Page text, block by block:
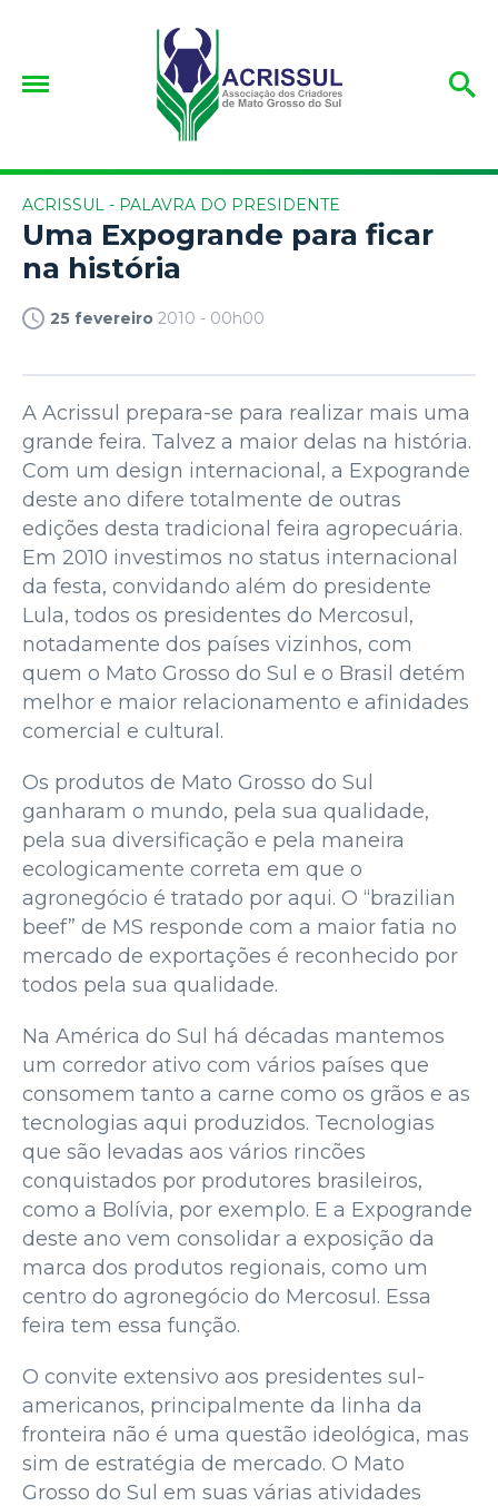
ACRISSUL - PALAVRA DO PRESIDENTE
Uma Expogrande para ficar
na história
25 fevereiro 2010 - 00h00
A Acrissul prepara-se para realizar mais uma
grande feira. Talvez a maior delas na história.
Com um design internacional, a Expogrande
deste ano difere totalmente de outras
edições desta tradicional feira agropecuária.
Em 2010 investimos no status internacional
da festa, convidando além do presidente
Lula, todos os presidentes do Mercosul,
notadamente dos países vizinhos, com
quem o Mato Grosso do Sul e o Brasil detém
melhor e maior relacionamento e afinidades
comercial e cultural.
Os produtos de Mato Grosso do Sul
ganharam o mundo, pela sua qualidade,
pela sua diversificação e pela maneira
ecologicamente correta em que o
agronegócio é tratado por aqui. O “brazilian
beef” de MS responde com a maior fatia no
mercado de exportações é reconhecido por
todos pela sua qualidade.
Na América do Sul há décadas mantemos
um corredor ativo com vários países que
consomem tanto a carne como os grãos e as
tecnologias aqui produzidos. Tecnologias
que são levadas aos vários rincões
conquistados por produtores brasileiros,
como a Bolívia, por exemplo. E a Expogrande
deste ano vem consolidar a exposição da
marca dos produtos regionais, como um
centro do agronegócio do Mercosul. Essa
feira tem essa função.
O convite extensivo aos presidentes sul-
americanos, principalmente da linha da
fronteira não é uma questão ideológica, mas
sim de estratégia de mercado. O Mato
Grosso do Sul em suas várias atividades